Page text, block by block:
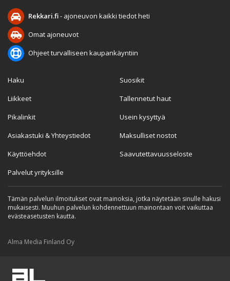
Rekkari.fi- ajoneuvon kaikki tiedot heti
Omat ajoneuvot
Ohjeet turvalliseen kaupankäyntiin
Haku
Liikkeet
Pikalinkit
Asiakastuki & Yhteystiedot
Käyttöehdot
Palvelut yrityksille
Suosikit
Tallennetut haut
Usein kysyttyä
Maksulliset nostot
Saavutettavuusseloste
Tämän palvelun ilmoitukset ovat mainoksia, jotka näytetään sinulle hakusi
mukaisesti. Muuhun palvelun kohdennettuun mainontaan voit vaikuttaa
evästeasetusten kautta.
Alma Media Finland Oy